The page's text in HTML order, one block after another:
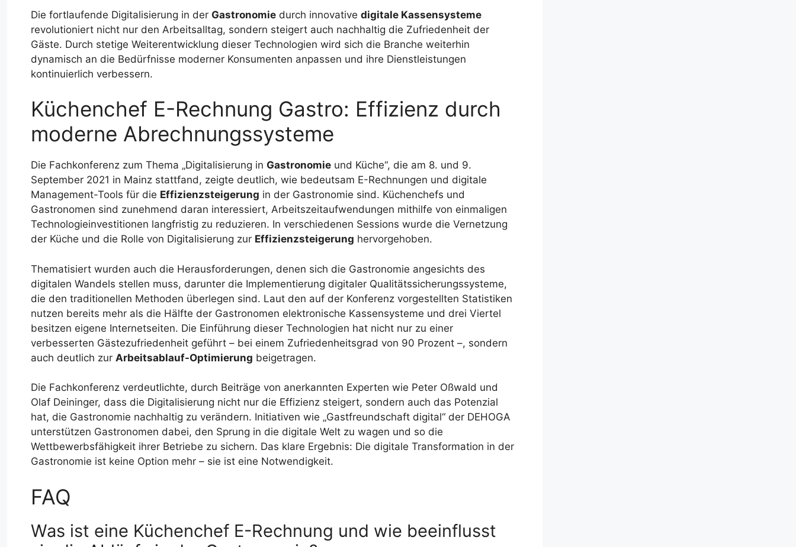
Die fortlaufende Digitalisierung in der Gastronomie durch innovative digitale Kassensysteme
revolutioniert nicht nur den Arbeitsalltag, sondern steigert auch nachhaltig die Zufriedenheit der
Gäste. Durch stetige Weiterentwicklung dieser Technologien wird sich die Branche weiterhin
dynamisch an die Bedürfnisse moderner Konsumenten anpassen und ihre Dienstleistungen
kontinuierlich verbessern.
Küchenchef E-Rechnung Gastro: Effizienz durch
moderne Abrechnungssysteme
Die Fachkonferenz zum Thema „Digitalisierung in Gastronomie und Küche“, die am 8. und 9.
September 2021 in Mainz stattfand, zeigte deutlich, wie bedeutsam E-Rechnungen und digitale
Management-Tools für die Effizienzsteigerung in der Gastronomie sind. Küchenchefs und
Gastronomen sind zunehmend daran interessiert, Arbeitszeitaufwendungen mithilfe von einmaligen
Technologieinvestitionen langfristig zu reduzieren. In verschiedenen Sessions wurde die Vernetzung
der Küche und die Rolle von Digitalisierung zur Effizienzsteigerung hervorgehoben.
Thematisiert wurden auch die Herausforderungen, denen sich die Gastronomie angesichts des
digitalen Wandels stellen muss, darunter die Implementierung digitaler Qualitätssicherungssysteme,
die den traditionellen Methoden überlegen sind. Laut den auf der Konferenz vorgestellten Statistiken
nutzen bereits mehr als die Hälfte der Gastronomen elektronische Kassensysteme und drei Viertel
besitzen eigene Internetseiten. Die Einführung dieser Technologien hat nicht nur zu einer
verbesserten Gästezufriedenheit geführt – bei einem Zufriedenheitsgrad von 90 Prozent –, sondern
auch deutlich zur Arbeitsablauf-Optimierung beigetragen.
Die Fachkonferenz verdeutlichte, durch Beiträge von anerkannten Experten wie Peter Oßwald und
Olaf Deininger, dass die Digitalisierung nicht nur die Effizienz steigert, sondern auch das Potenzial
hat, die Gastronomie nachhaltig zu verändern. Initiativen wie „Gastfreundschaft digital“ der DEHOGA
unterstützen Gastronomen dabei, den Sprung in die digitale Welt zu wagen und so die
Wettbewerbsfähigkeit ihrer Betriebe zu sichern. Das klare Ergebnis: Die digitale Transformation in der
Gastronomie ist keine Option mehr – sie ist eine Notwendigkeit.
FAQ
Was ist eine Küchenchef E-Rechnung und wie beeinflusst